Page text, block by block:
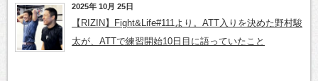
2025年 10月 25日
【RIZIN】Fight&Life#111より。ATT入りを決めた野村駿
太が、ATTで練習開始10日目に語っていたこと